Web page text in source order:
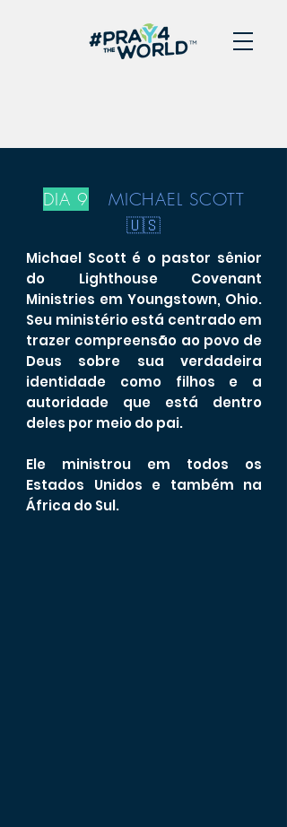
DIA 9
MICHAEL SCOTT
🇺🇸
Michael Scott é o pastor sênior
do Lighthouse Covenant
Ministries em Youngstown, Ohio.
Seu ministério está centrado em
trazer compreensão ao povo de
Deus sobre sua verdadeira
identidade como filhos e a
autoridade que está dentro
deles por meio do pai.
Ele ministrou em todos os
Estados Unidos e também na
África do Sul.